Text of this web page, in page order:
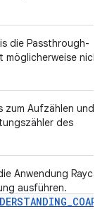
die Passthrough-
nicht
zum Aufzählen und
des
Anwendung Raycasts
ausführen.